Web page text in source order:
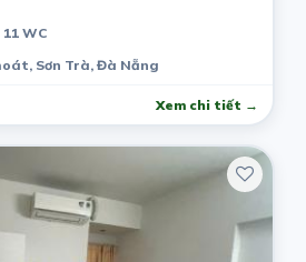
11 WC
Sơn Trà, Đà Nẵng
Xem chi tiết →